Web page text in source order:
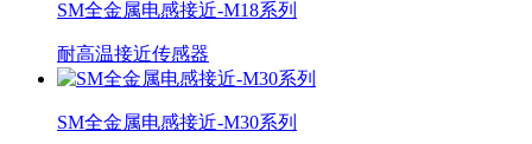
SM全金属电感接近-M18系列
耐高温接近传感器
SM全金属电感接近-M30系列